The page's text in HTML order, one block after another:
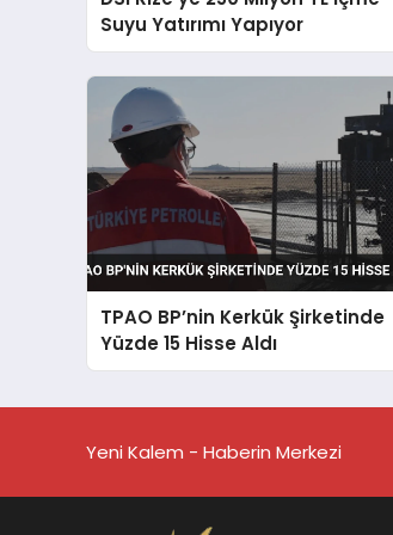
Suyu Yatırımı Yapıyor
TPAO BP’nin Kerkük Şirketinde
Yüzde 15 Hisse Aldı
Yeni Kalem - Haberin Merkezi